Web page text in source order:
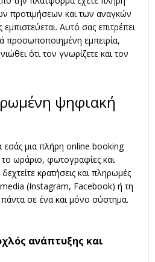
προτιμήσεων και των αναγκών
Αυτό σας επιτρέπει
προσωποποιημένη εμπειρία,
ότι τον γνωρίζετε και τον
ψηφιακή
εσάς μια πλήρη online booking
το ωράριο, φωτογραφίες και
κρατήσεις και πληρωμές
(Instagram, Facebook) ή τη
σε ένα και μόνο σύστημα.
ανάπτυξης και